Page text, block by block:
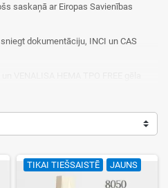
saskaņā ar Eiropas Savienības
dokumentāciju, INCI un CAS
(ES) 1223/2009 ar grozījumiem, kas
līdzīgi, bet iedarbība un atļaujas –
oxide)
TIKAI TIEŠSAISTĒ JAUNS